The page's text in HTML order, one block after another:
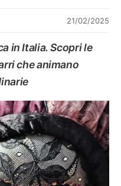
21/02/2025
in Italia. Scopri le
che animano